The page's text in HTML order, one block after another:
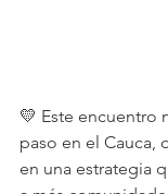
💛 Este encuentro
paso en el Cauca,
en una estrategia